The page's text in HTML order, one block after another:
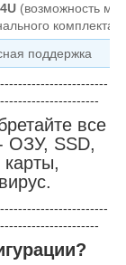
(возможность
комплекта
поддержка
все
ОЗУ, SSD,